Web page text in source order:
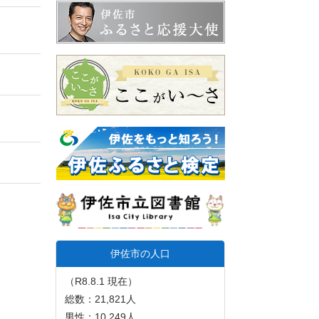
伊佐市の人口
（R8.8.1 現在）
総数：21,821人